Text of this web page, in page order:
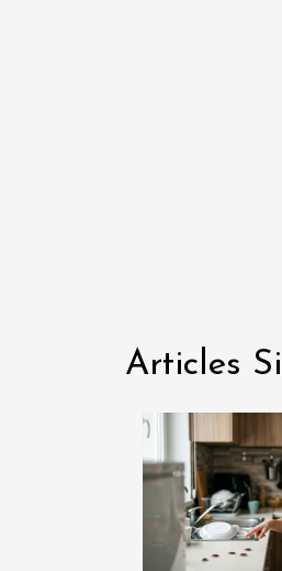
Articles